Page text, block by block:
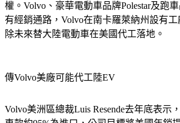
權。Volvo、豪華電動車品牌Polestar及跑
有經銷通路，Volvo在南卡羅萊納州設有
除未來替大陸電動車在美國代工落地。
傳Volvo美廠可能代工陸EV
Volvo美洲區總裁Luis Resende去年底表示